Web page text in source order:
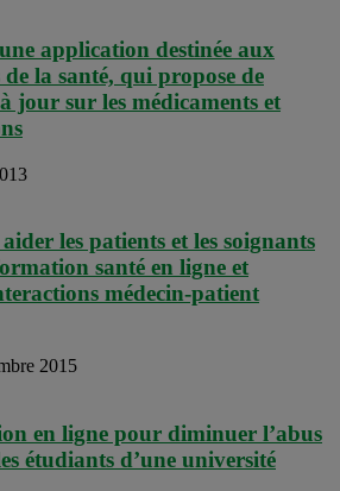
application destinée aux
de la santé, qui propose de
jour sur les médicaments et
les patients et les soignants
santé en ligne et
médecin-patient
2015
en ligne pour diminuer l’abus
étudiants d’une université